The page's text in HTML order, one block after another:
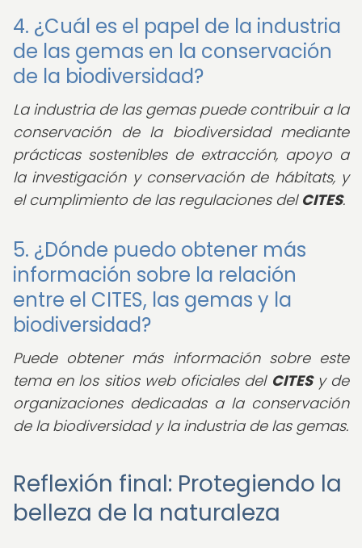
4. ¿Cuál es el papel de la industria
de las gemas en la conservación
de la biodiversidad?
La industria de las gemas puede contribuir a la
conservación de la biodiversidad mediante
prácticas sostenibles de extracción, apoyo a
la investigación y conservación de hábitats, y
el cumplimiento de las regulaciones del CITES.
5. ¿Dónde puedo obtener más
información sobre la relación
entre el CITES, las gemas y la
biodiversidad?
Puede obtener más información sobre este
tema en los sitios web oficiales del CITESy de
organizaciones dedicadas a la conservación
de la biodiversidad y la industria de las gemas.
Reflexión final: Protegiendo la
belleza de la naturaleza